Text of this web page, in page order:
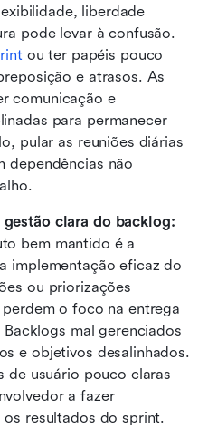
liberdade
pode levar à confusão.
ou ter papéis pouco
e atrasos. As
comunicação e
para permanecer
pular as reuniões diárias
dependências não
gestão clara do backlog:
bem mantido é a
implementação eficaz do
ou priorizações
o foco na entrega
mal gerenciados
e objetivos desalinhados.
de usuário pouco claras
a fazer
resultados do sprint.